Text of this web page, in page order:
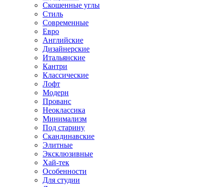
Скошенные углы
Стиль
Современные
Евро
Английские
Дизайнерские
Итальянские
Кантри
Классические
Лофт
Модерн
Прованс
Неоклассика
Минимализм
Под старину
Скандинавские
Элитные
Эксклюзивные
Хай-тек
Особенности
Для студии